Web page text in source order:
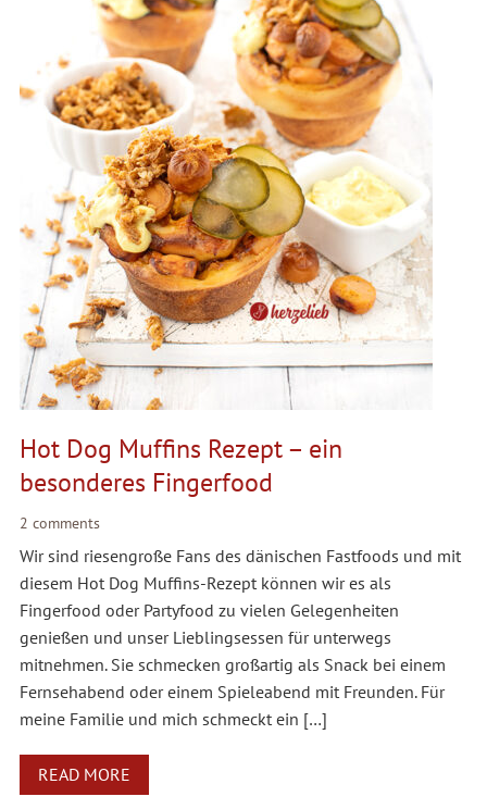
Hot Dog Muffins Rezept – ein
besonderes Fingerfood
2 comments
Wir sind riesengroße Fans des dänischen Fastfoods und mit
diesem Hot Dog Muffins-Rezept können wir es als
Fingerfood oder Partyfood zu vielen Gelegenheiten
genießen und unser Lieblingsessen für unterwegs
mitnehmen. Sie schmecken großartig als Snack bei einem
Fernsehabend oder einem Spieleabend mit Freunden. Für
meine Familie und mich schmeckt ein […]
READ MORE